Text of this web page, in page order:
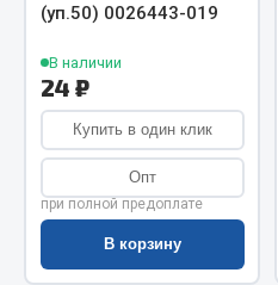
Автолампы
Блоки реле и предохранителей
Вилки нагрузочные
Выключатели и
Выключатели кнопочные
Выключатель массы
Изолента
Показать
(уп.50) 0026443-019
В наличии
24 ₽
Купить в один клик
Опт
при полной предоплате
В корзину